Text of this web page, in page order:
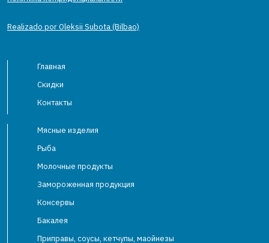
Realizado por Oleksii Subota (Bilbao)
Главная
Скидки
Контакты
Мясные изделия
Рыба
Молочные продукты
Замороженная продукция
Консервы
Бакалея
Приправы, соусы, кетчупы, маойнезы